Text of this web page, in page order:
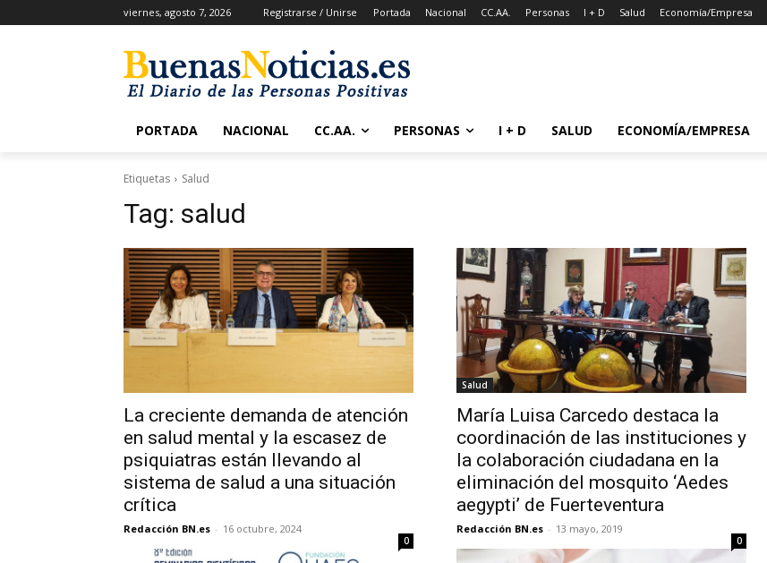
viernes, agosto 7, 2026 Registrarse / Unirse Portada Nacional CC.AA. Personas I + D Salud Economía/Empresa
PORTADA NACIONAL CC.AA. PERSONAS I + D SALUD ECONOMÍA/EMPRESA
Etiquetas Salud
Tag: salud
La creciente demanda de atención
en salud mental y la escasez de
psiquiatras están llevando al
sistema de salud a una situación
crítica
Redacción BN.es - 16 octubre, 2024
0
Salud
María Luisa Carcedo destaca la
coordinación de las instituciones y
la colaboración ciudadana en la
eliminación del mosquito ‘Aedes
aegypti’ de Fuerteventura
Redacción BN.es - 13 mayo, 2019
0